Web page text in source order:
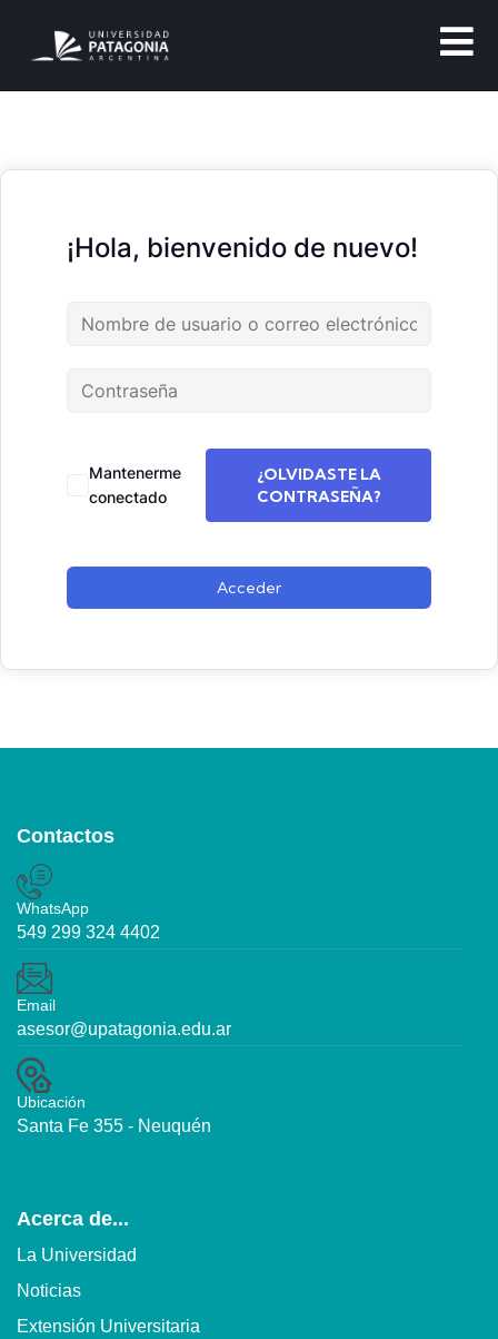
¡Hola, bienvenido de nuevo!
Mantenerme
conectado
¿OLVIDASTE LA
CONTRASEÑA?
Acceder
Contactos
WhatsApp
549 299 324 4402
Email
asesor@upatagonia.edu.ar
Ubicación
Santa Fe 355 - Neuquén
Acerca de...
La Universidad
Noticias
Extensión Universitaria